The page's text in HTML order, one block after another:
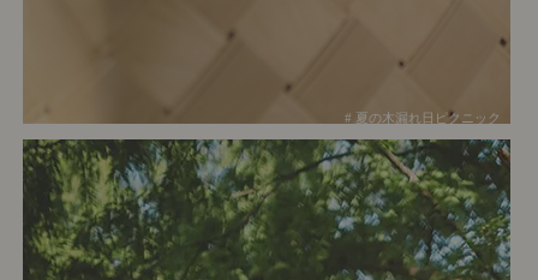
# 夏の木漏れ日ピクニック